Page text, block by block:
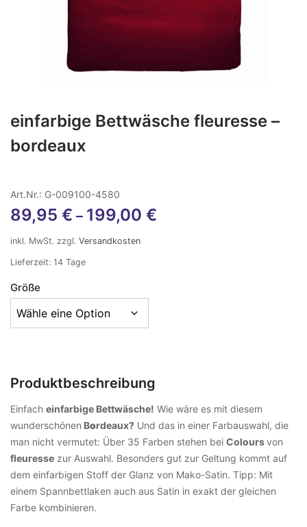
einfarbige Bettwäsche fleuresse –
bordeaux
Art.Nr.: G-009100-4580
89,95 € – 199,00 €
inkl. MwSt. zzgl. Versandkosten
Lieferzeit: 14 Tage
Größe
Produktbeschreibung
Einfach einfarbige Bettwäsche! Wie wäre es mit diesem
wunderschönen Bordeaux? Und das in einer Farbauswahl, die
man nicht vermutet: Über 35 Farben stehen bei Coloursvon
fleuresse zur Auswahl. Besonders gut zur Geltung kommt auf
dem einfarbigen Stoff der Glanz von Mako-Satin. Tipp: Mit
einem Spannbettlaken auch aus Satin in exakt der gleichen
Farbe kombinieren.